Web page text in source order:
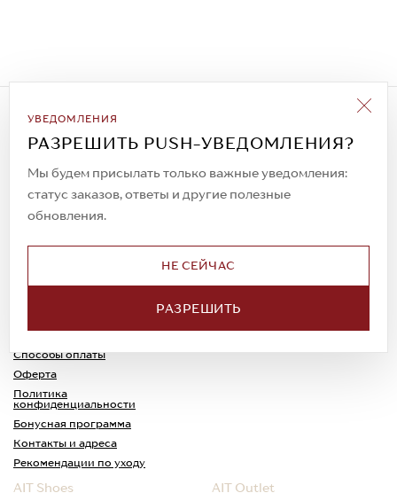
УВЕДОМЛЕНИЯ
РАЗРЕШИТЬ PUSH-УВЕДОМЛЕНИЯ?
Мы будем присылать только важные уведомления:
статус заказов, ответы и другие полезные
обновления.
НЕ СЕЙЧАС
РАЗРЕШИТЬ
Подписаться на рассылку
Всегда будьте в курсе новых акций и
спецпредложений!
© 2023. AIT Shoes
Все права защищены
Доставка
Способы оплаты
Оферта
Политика
конфиденциальности
Обмен и возврат
Каспи-Ред
Бонусная программа
Контакты и адреса
Рекомендации по уходу
AIT Shoes AIT Outlet